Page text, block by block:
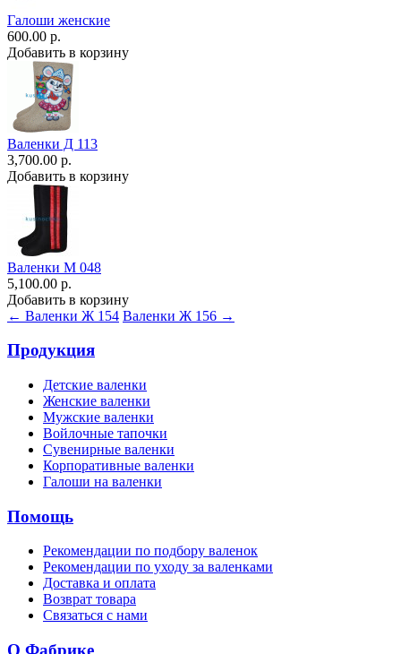
Галоши женские
600.00 р.
Добавить в корзину
Валенки Д 113
3,700.00 р.
Добавить в корзину
Валенки М 048
5,100.00 р.
Добавить в корзину
← Валенки Ж 154 Валенки Ж 156 →
Продукция
Детские валенки
Женские валенки
Мужские валенки
Войлочные тапочки
Сувенирные валенки
Корпоративные валенки
Галоши на валенки
Помощь
Рекомендации по подбору валенок
Рекомендации по уходу за валенками
Доставка и оплата
Возврат товара
Связаться с нами
О Фабрике